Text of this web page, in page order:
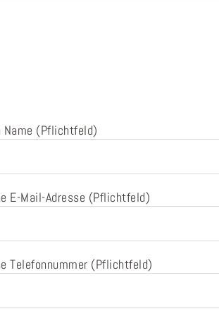
Name (Pflichtfeld)
E-Mail-Adresse (Pflichtfeld)
Telefonnummer (Pflichtfeld)